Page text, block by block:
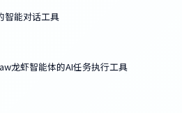
智能对话工具
龙虾智能体的AI任务执行工具